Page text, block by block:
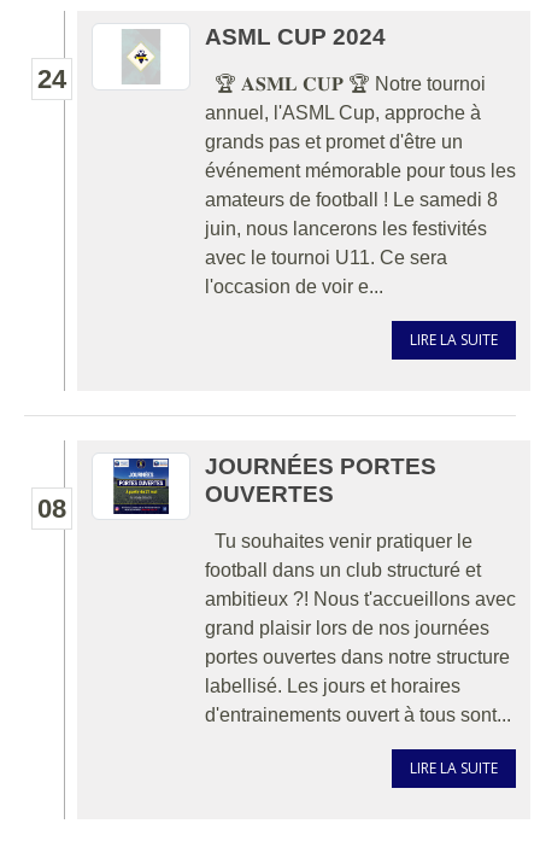
24
ASML CUP 2024
🏆 𝐀𝐒𝐌𝐋 𝐂𝐔𝐏 🏆 Notre tournoi
annuel, l'ASML Cup, approche à
grands pas et promet d'être un
événement mémorable pour tous les
amateurs de football ! Le samedi 8
juin, nous lancerons les festivités
avec le tournoi U11. Ce sera
l'occasion de voir e...
LIRE LA SUITE
08
JOURNÉES PORTES
OUVERTES
Tu souhaites venir pratiquer le
football dans un club structuré et
ambitieux ?! Nous t'accueillons avec
grand plaisir lors de nos journées
portes ouvertes dans notre structure
labellisé. Les jours et horaires
d'entrainements ouvert à tous sont...
LIRE LA SUITE